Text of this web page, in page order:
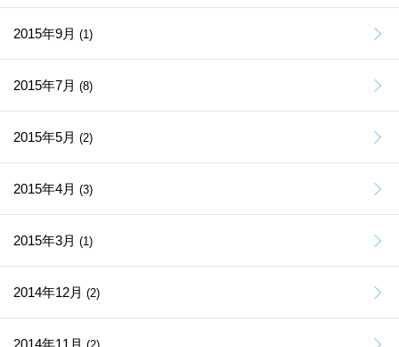
2015年9月 (1)
2015年7月 (8)
2015年5月 (2)
2015年4月 (3)
2015年3月 (1)
2014年12月 (2)
2014年11月